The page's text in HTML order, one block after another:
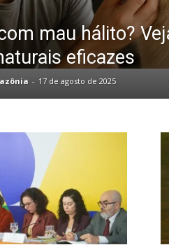
mau hálito?
eficazes
- 17 de agosto de 2025